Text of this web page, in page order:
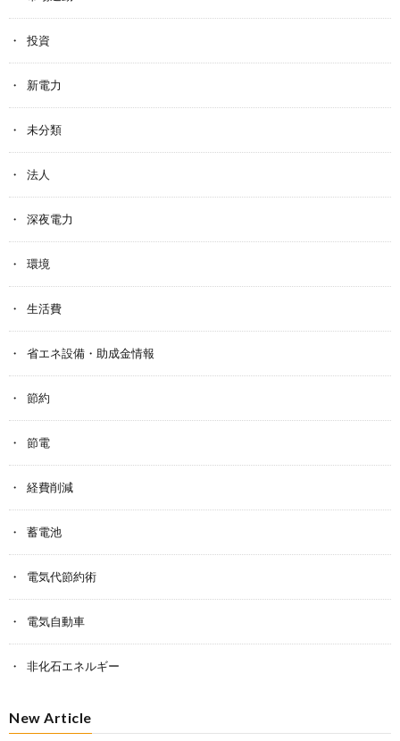
投資
新電力
未分類
法人
深夜電力
環境
生活費
省エネ設備・助成金情報
節約
節電
経費削減
蓄電池
電気代節約術
電気自動車
非化石エネルギー
New Article